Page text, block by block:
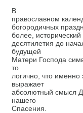
В
православном
богородичных
более,
десятилетия до
будущей
Матери Господа
то
логично, что
выражает
абсолютный смысл
нашего
Спасения.